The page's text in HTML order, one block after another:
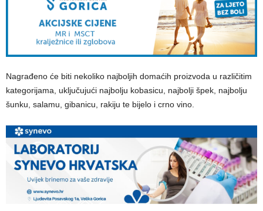
Nagrađeno će biti nekoliko najboljih domaćih proizvoda u različitim
kategorijama, uključujući najbolju kobasicu, najbolji špek, najbolju
šunku, salamu, gibanicu, rakiju te bijelo i crno vino.